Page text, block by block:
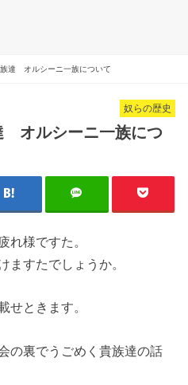
達 オルシーニ一族について
奴らの歴史
オルシーニ一族につ
れ様ですた。
ますたでしょうか。
せときます。
の裏でうごめく貴族達の話